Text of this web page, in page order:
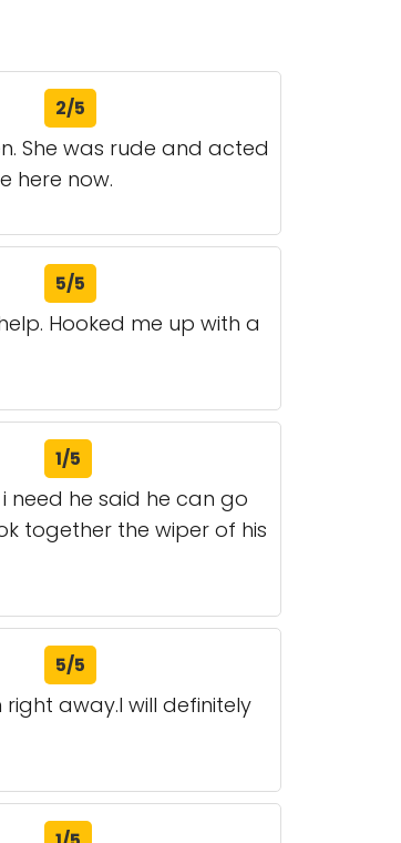
2/5
She was rude and acted
here now.
5/5
Hooked me up with a
1/5
need he said he can go
together the wiper of his
5/5
away.I will definitely